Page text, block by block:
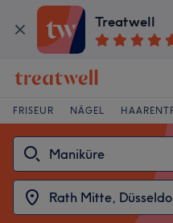
Treatwell
FRISEUR NÄGEL